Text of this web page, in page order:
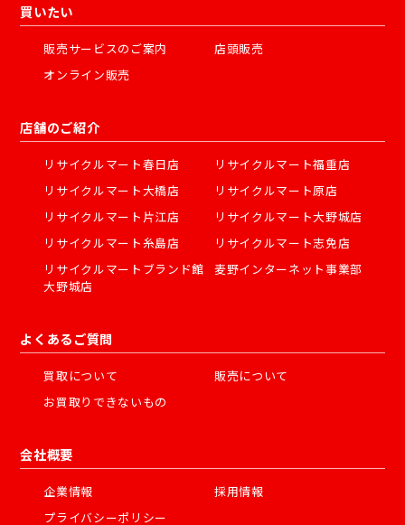
買いたい
販売サービスのご案内
店頭販売
オンライン販売
店舗のご紹介
リサイクルマート春日店
リサイクルマート福重店
リサイクルマート大橋店
リサイクルマート原店
リサイクルマート片江店
リサイクルマート大野城店
リサイクルマート糸島店
リサイクルマート志免店
リサイクルマートブランド館
大野城店
麦野インターネット事業部
よくあるご質問
買取について
販売について
お買取りできないもの
会社概要
企業情報
採用情報
プライバシーポリシー